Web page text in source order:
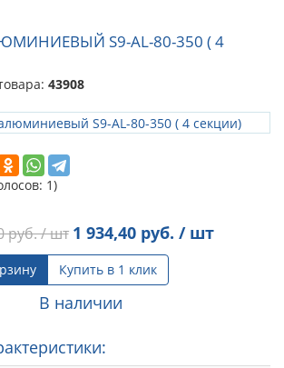
S9-АL-80-350 ( 4
43908
1)
руб. / шт 1 934,40руб. / шт
Купить в 1 клик
В наличии